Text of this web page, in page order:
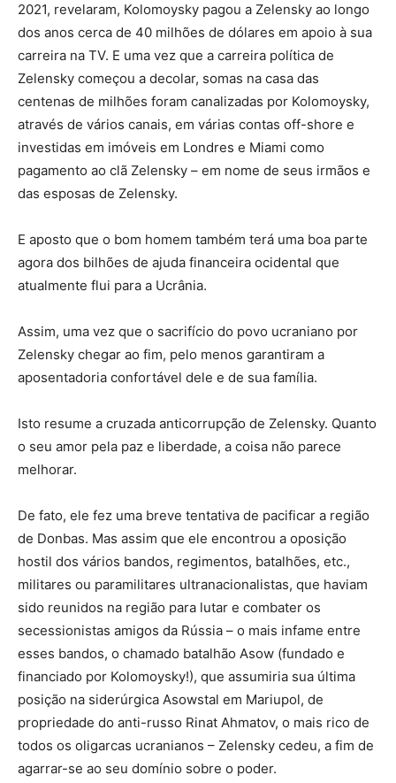
2021, revelaram, Kolomoysky pagou a Zelensky ao longo
dos anos cerca de 40 milhões de dólares em apoio à sua
carreira na TV. E uma vez que a carreira política de
Zelensky começou a decolar, somas na casa das
centenas de milhões foram canalizadas por Kolomoysky,
através de vários canais, em várias contas off-shore e
investidas em imóveis em Londres e Miami como
pagamento ao clã Zelensky – em nome de seus irmãos e
das esposas de Zelensky.
E aposto que o bom homem também terá uma boa parte
agora dos bilhões de ajuda financeira ocidental que
atualmente flui para a Ucrânia.
Assim, uma vez que o sacrifício do povo ucraniano por
Zelensky chegar ao fim, pelo menos garantiram a
aposentadoria confortável dele e de sua família.
Isto resume a cruzada anticorrupção de Zelensky. Quanto
o seu amor pela paz e liberdade, a coisa não parece
melhorar.
De fato, ele fez uma breve tentativa de pacificar a região
de Donbas. Mas assim que ele encontrou a oposição
hostil dos vários bandos, regimentos, batalhões, etc.,
militares ou paramilitares ultranacionalistas, que haviam
sido reunidos na região para lutar e combater os
secessionistas amigos da Rússia – o mais infame entre
esses bandos, o chamado batalhão Asow (fundado e
financiado por Kolomoysky!), que assumiria sua última
posição na siderúrgica Asowstal em Mariupol, de
propriedade do anti-russo Rinat Ahmatov, o mais rico de
todos os oligarcas ucranianos – Zelensky cedeu, a fim de
agarrar-se ao seu domínio sobre o poder.